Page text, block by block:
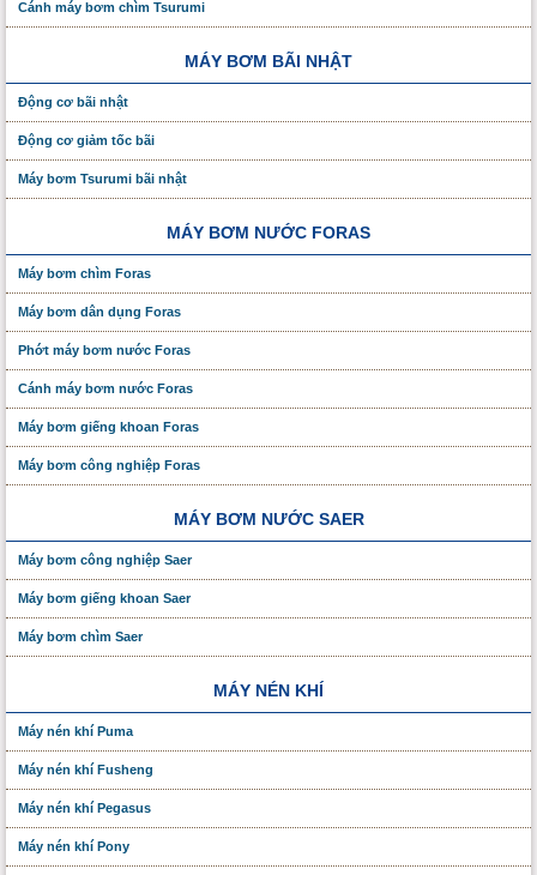
Cánh máy bơm chìm Tsurumi
MÁY BƠM BÃI NHẬT
Động cơ bãi nhật
Động cơ giảm tốc bãi
Máy bơm Tsurumi bãi nhật
MÁY BƠM NƯỚC FORAS
Máy bơm chìm Foras
Máy bơm dân dụng Foras
Phớt máy bơm nước Foras
Cánh máy bơm nước Foras
Máy bơm giếng khoan Foras
Máy bơm công nghiệp Foras
MÁY BƠM NƯỚC SAER
Máy bơm công nghiệp Saer
Máy bơm giếng khoan Saer
Máy bơm chìm Saer
MÁY NÉN KHÍ
Máy nén khí Puma
Máy nén khí Fusheng
Máy nén khí Pegasus
Máy nén khí Pony